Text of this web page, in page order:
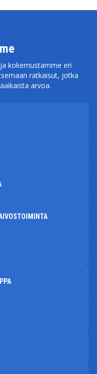
kokemustamme eri
ratkaisut, jotka
arvoa.